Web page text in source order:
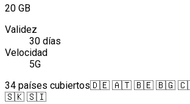
20 GB
Validez
30 días
Velocidad
5G
34 países cubiertos🇩🇪 🇦🇹 🇧🇪 🇧🇬
🇸🇰 🇸🇮